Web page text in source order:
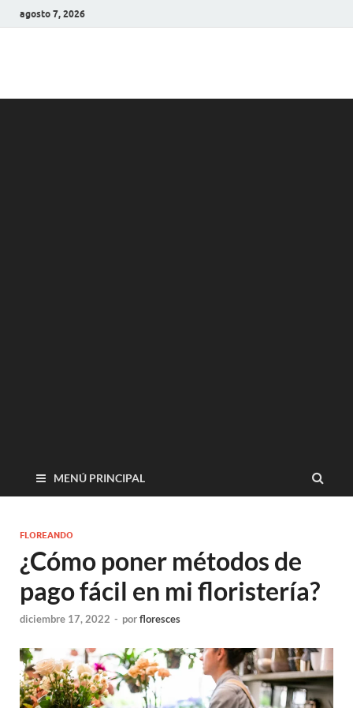
agosto 7, 2026
MENÚ PRINCIPAL
FLOREANDO
¿Cómo poner métodos de
pago fácil en mi floristería?
diciembre 17, 2022 - porfloresces